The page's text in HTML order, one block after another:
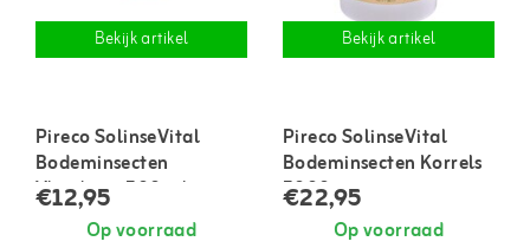
Bekijk artikel
Pireco SolinseVital
Bodeminsecten
Vloeibaar 500 ml
€12,95
Op voorraad
Bekijk artikel
Pireco SolinseVital
Bodeminsecten Korrels
5000 gram
€22,95
Op voorraad